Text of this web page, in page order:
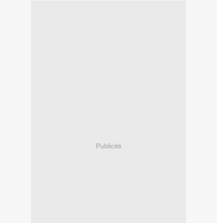
Publicité